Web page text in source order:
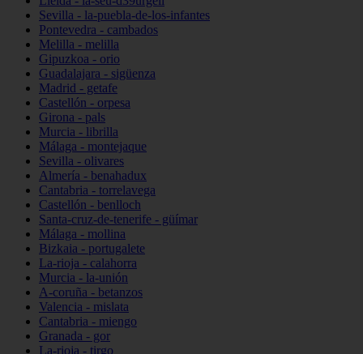
Sevilla - la-puebla-de-los-infantes
Pontevedra - cambados
Melilla - melilla
Gipuzkoa - orio
Guadalajara - sigüenza
Madrid - getafe
Castellón - orpesa
Girona - pals
Murcia - librilla
Málaga - montejaque
Sevilla - olivares
Almería - benahadux
Cantabria - torrelavega
Castellón - benlloch
Santa-cruz-de-tenerife - güímar
Málaga - mollina
Bizkaia - portugalete
La-rioja - calahorra
Murcia - la-unión
A-coruña - betanzos
Valencia - mislata
Cantabria - miengo
Granada - gor
La-rioja - tirgo